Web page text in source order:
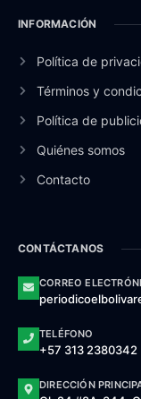
INFORMACIÓN
Política de
Términos y
Política de
Quiénes somos
Contacto
CONTÁCTANOS
CORREO
TELÉFONO
+57 313 2380342
DIRECCIÓN